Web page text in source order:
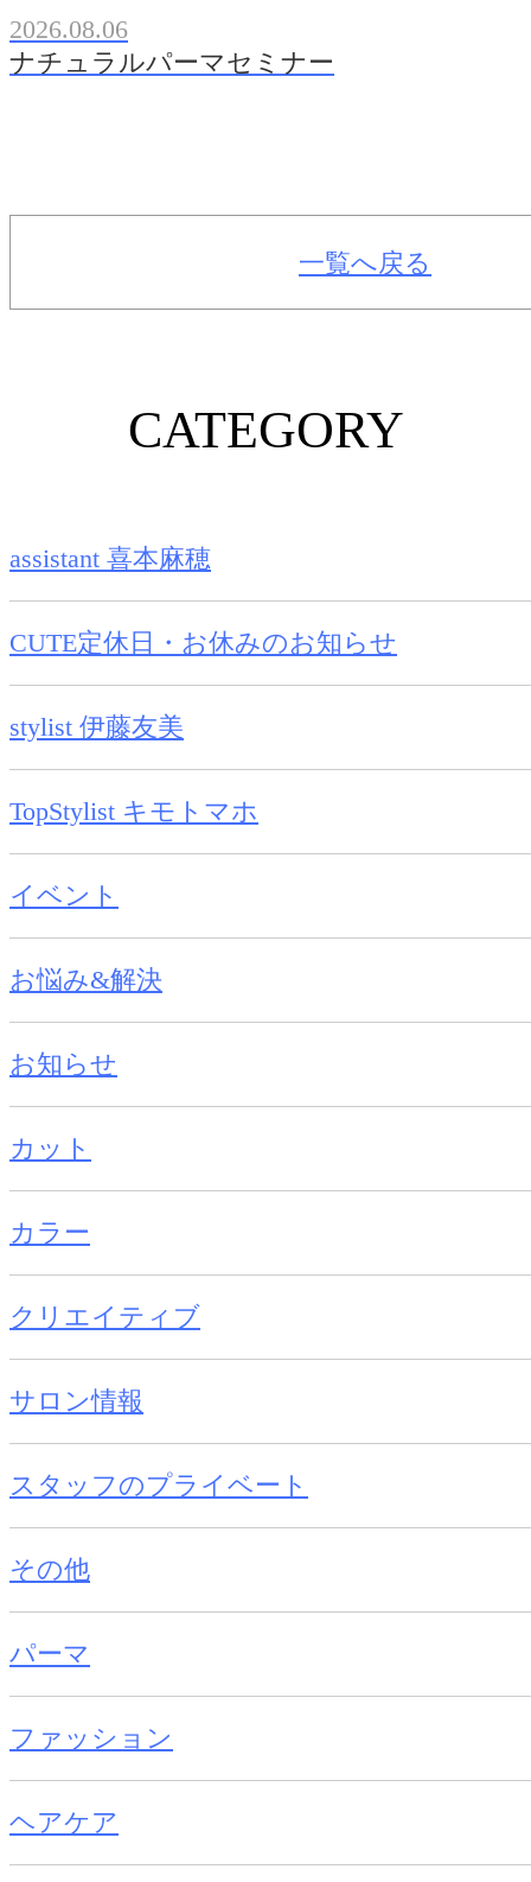
2026.08.06
ナチュラルパーマセミナー
一覧へ戻る
CATEGORY
assistant 喜本麻穂
CUTE定休日・お休みのお知らせ
stylist 伊藤友美
TopStylist キモトマホ
イベント
お悩み&解決
お知らせ
カット
カラー
クリエイティブ
サロン情報
スタッフのプライベート
その他
パーマ
ファッション
ヘアケア